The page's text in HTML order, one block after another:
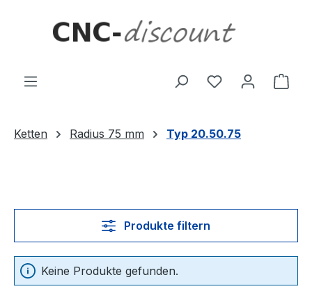
Ketten Radius 75 mm Typ 20.50.75
Produkte filtern
Keine Produkte gefunden.